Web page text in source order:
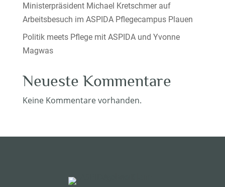
Ministerpräsident Michael Kretschmer auf
Arbeitsbesuch im ASPIDA Pflegecampus Plauen
Politik meets Pflege mit ASPIDA und Yvonne
Magwas
Neueste Kommentare
Keine Kommentare vorhanden.